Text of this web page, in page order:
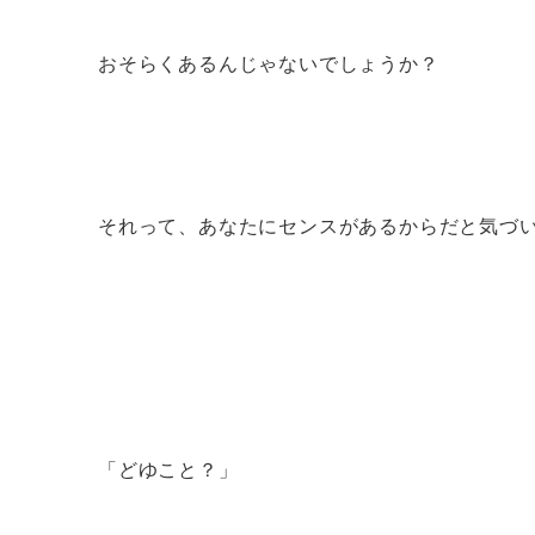
おそらくあるんじゃないでしょうか？
それって、あなたにセンスがあるからだと気づ
「どゆこと？」